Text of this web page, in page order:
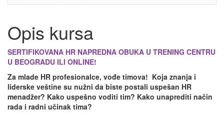
Opis kursa
SERTIFIKOVANA HR NAPREDNA OBUKA U TRENING CENTRU
U BEOGRADU ILI ONLINE!
Za mlade HR profesionalce, vođe timova! Koja znanja i
liderske veštine su nužni da biste postali uspešan HR
menadžer? Kako uspešno voditi tim? Kako unaprediti način
rada i radni učinak tima?